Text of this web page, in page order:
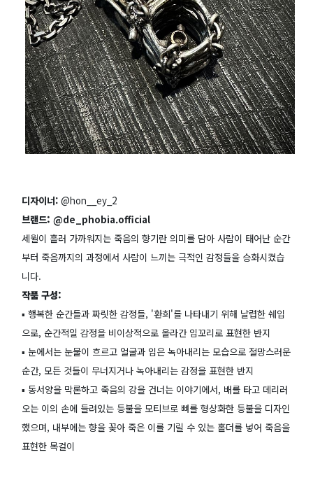
디자이너: @hon__ey_2
브랜드: @de_phobia.official
세월이 흘러 가까워지는 죽음의 향기란 의미를 담아 사람이 태어난 순간
부터 죽음까지의 과정에서 사람이 느끼는 극적인 감정들을 승화시켰습
니다.
작품 구성:
▪️ 행복한 순간들과 짜릿한 감정들, '환희'를 나타내기 위해 날렵한 쉐입
으로, 순간적일 감정을 비이상적으로 올라간 입꼬리로 표현한 반지
▪️ 눈에서는 눈물이 흐르고 얼굴과 입은 녹아내리는 모습으로 절망스러운
순간, 모든 것들이 무너지거나 녹아내리는 감정을 표현한 반지
▪️ 동서양을 막론하고 죽음의 강을 건너는 이야기에서, 배를 타고 데리러
오는 이의 손에 들려있는 등불을 모티브로 뼈를 형상화한 등불을 디자인
했으며, 내부에는 향을 꽂아 죽은 이를 기릴 수 있는 홀더를 넣어 죽음을
표현한 목걸이